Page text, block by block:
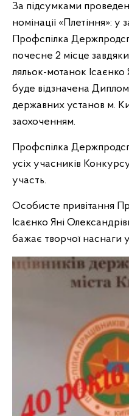
За підсумками
номінації «Плетіння»: у
Профспілка
почесне 2 місце
ляльок-мотанок
буде відзначена
державних установ м.
заохоченням.
Профспілка
усіх учасників
участь.
Особисте привітання
Ісаєнко Яні
бажає творчої наснаги